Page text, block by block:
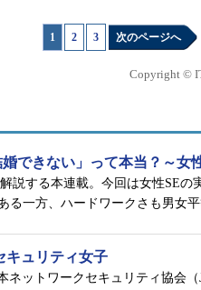
1 2 3 次のページへ
Copyright ©
できない」って本当？～女
説する本連載。今回は女性SEの
る一方、ハードワークさも男女
キュリティ女子
ネットワークセキュリティ協会